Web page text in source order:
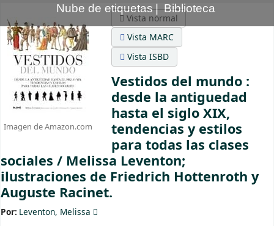
Nube de etiquetas
Biblioteca
Imagen de Amazon.com
Vista normal
Vista MARC
Vista ISBD
Vestidos del mundo :
desde la antiguedad
hasta el siglo XIX,
tendencias y estilos
para todas las clases
sociales / Melissa Leventon;
ilustraciones de Friedrich Hottenroth y
Auguste Racinet.
Por: Leventon, Melissa